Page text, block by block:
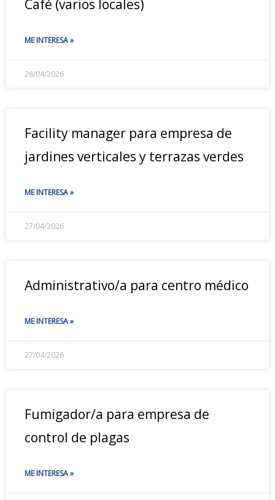
Café (varios locales)
ME INTERESA »
28/04/2026
Facility manager para empresa de
jardines verticales y terrazas verdes
ME INTERESA »
27/04/2026
Administrativo/a para centro médico
ME INTERESA »
27/04/2026
Fumigador/a para empresa de
control de plagas
ME INTERESA »